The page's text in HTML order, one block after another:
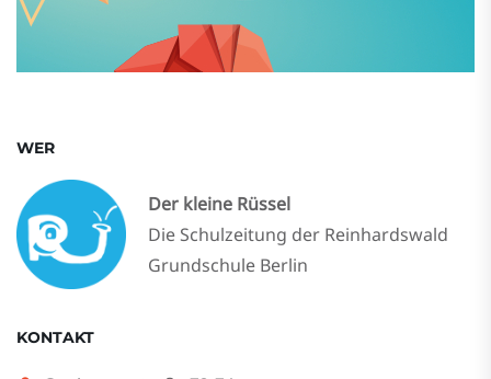
WER
Der kleine Rüssel
Die Schulzeitung der Reinhardswald
Grundschule Berlin
KONTAKT